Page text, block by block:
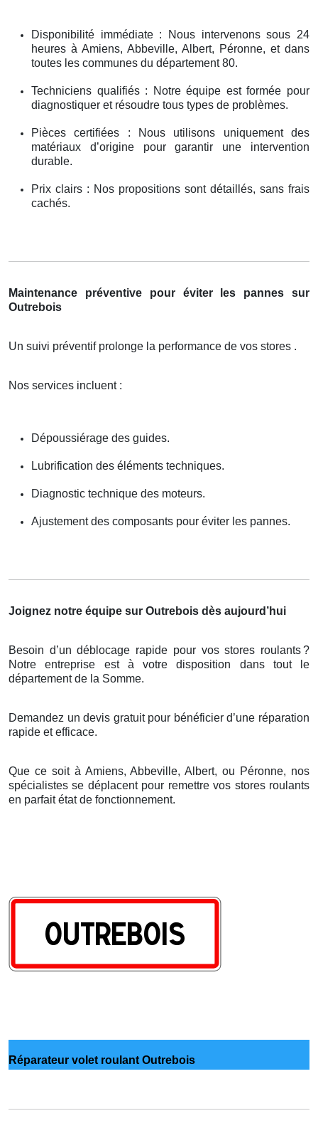
Disponibilité immédiate : Nous intervenons sous 24
heures à Amiens, Abbeville, Albert, Péronne, et dans
toutes les communes du département 80.
Techniciens qualifiés : Notre équipe est formée pour
diagnostiquer et résoudre tous types de problèmes.
Pièces certifiées : Nous utilisons uniquement des
matériaux d’origine pour garantir une intervention
durable.
Prix clairs : Nos propositions sont détaillés, sans frais
cachés.
Maintenance préventive pour éviter les pannes sur
Outrebois
Un suivi préventif prolonge la performance de vos stores .
Nos services incluent :
Dépoussiérage des guides.
Lubrification des éléments techniques.
Diagnostic technique des moteurs.
Ajustement des composants pour éviter les pannes.
Joignez notre équipe sur Outrebois dès aujourd’hui
Besoin d’un déblocage rapide pour vos stores roulants?
Notre entreprise est à votre disposition dans tout le
département de la Somme.
Demandez un devis gratuit pour bénéficier d’une réparation
rapide et efficace.
Que ce soit à Amiens, Abbeville, Albert, ou Péronne, nos
spécialistes se déplacent pour remettre vos stores roulants
en parfait état de fonctionnement.
Réparateur volet roulant Outrebois